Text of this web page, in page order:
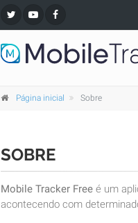
Página inicial Sobre
SOBRE
Mobile Tracker Free é um
acontecendo com